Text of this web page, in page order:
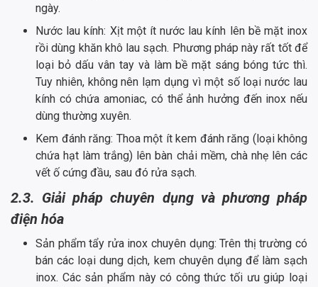
ngày.
Nước lau kính: Xịt một ít nước lau kính lên bề mặt inox
rồi dùng khăn khô lau sạch. Phương pháp này rất tốt để
loại bỏ dấu vân tay và làm bề mặt sáng bóng tức thì.
Tuy nhiên, không nên lạm dụng vì một số loại nước lau
kính có chứa amoniac, có thể ảnh hưởng đến inox nếu
dùng thường xuyên.
Kem đánh răng: Thoa một ít kem đánh răng (loại không
chứa hạt làm trắng) lên bàn chải mềm, chà nhẹ lên các
vết ố cứng đầu, sau đó rửa sạch.
2.3. Giải pháp chuyên dụng và phương pháp
điện hóa
Sản phẩm tẩy rửa inox chuyên dụng: Trên thị trường có
bán các loại dung dịch, kem chuyên dụng để làm sạch
inox. Các sản phẩm này có công thức tối ưu giúp loại